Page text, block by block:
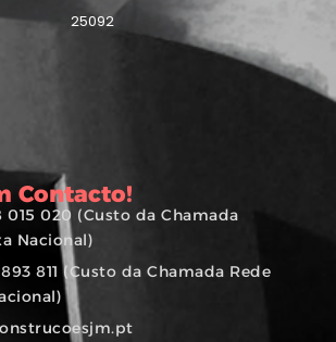
25092
Contacto!
015 020 (Custo da Chamada
Nacional)
893 811 (Custo da Chamada Rede